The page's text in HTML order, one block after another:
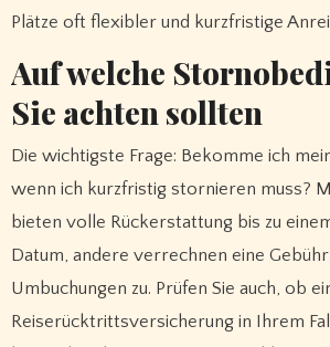
Plätze oft flexibler und kurzfristige
Auf welche
Sie achten sollten
Die wichtigste Frage: Bekomme ich
wenn ich kurzfristig stornieren muss?
bieten volle Rückerstattung bis zu
Datum, andere verrechnen eine
Umbuchungen zu. Prüfen Sie auch, ob
Reiserücktrittsversicherung in Ihrem